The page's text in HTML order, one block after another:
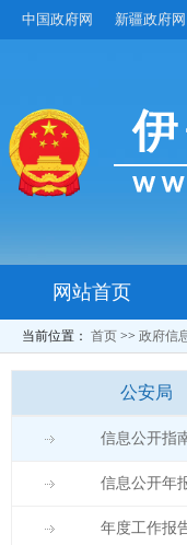
中国政府网 新疆政府网
网站首页
当前位置： 首页 >> 政府信
公安局
信息公开指
信息公开年
年度工作报